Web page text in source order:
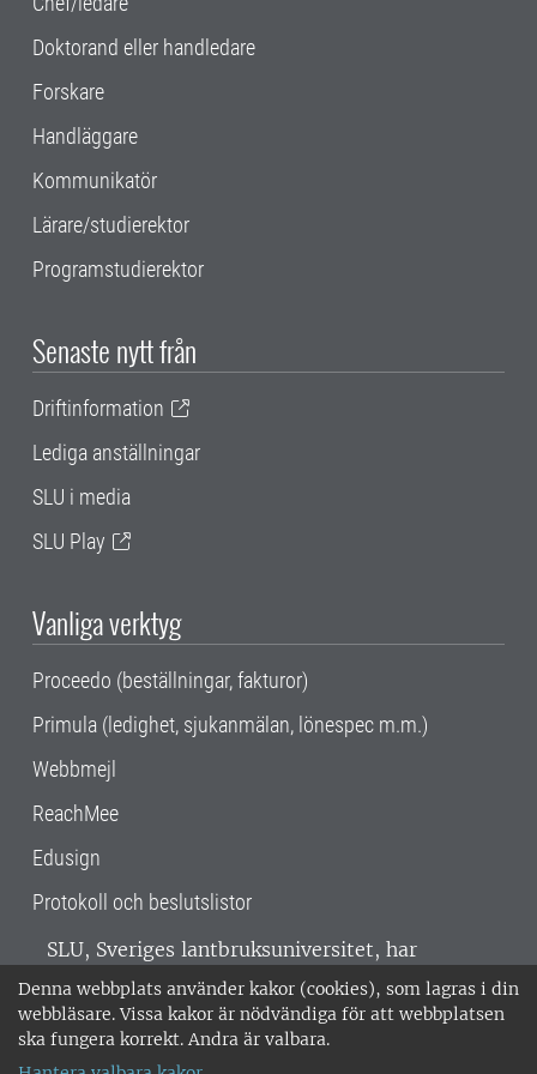
Denna webbplats använder kakor (cookies), som lagras i din
webbläsare. Vissa kakor är nödvändiga för att webbplatsen
ska fungera korrekt. Andra är valbara.
Doktorand eller handledare
Forskare
Handläggare
Kommunikatör
Lärare/studierektor
Programstudierektor
Senaste nytt från
Driftinformation
Lediga anställningar
SLU i media
SLU Play
Vanliga verktyg
Proceedo (beställningar, fakturor)
Primula (ledighet, sjukanmälan, lönespec m.m.)
Webbmejl
ReachMee
Edusign
Protokoll och beslutslistor
SLU, Sveriges lantbruksuniversitet, har
verksamhet över hela Sverige. Huvudorter är
Alnarp, Uppsala och Umeå.SLU är
miljöcertifierat enligt ISO 14001. •
018-67 10 00 • Org nr: 202100-2817 •